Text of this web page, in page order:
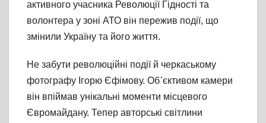
активного учасника Революції Гідності та
волонтера у зоні АТО він пережив події, що
змінили Україну та його життя.
Не забути революційні події й черкаському
фотографу Ігорю Єфімову. Об᾽єктивом камери
він впіймав унікальні моменти місцевого
Євромайдану. Тепер авторські світлини